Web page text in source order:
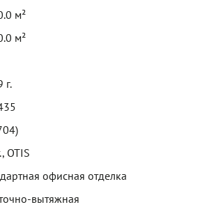
м²
м²
г.
OTIS
офисная отделка
вытяжная